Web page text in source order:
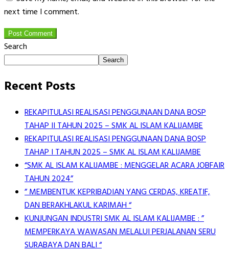
next time I comment.
Post Comment
Search
Search
Recent Posts
REKAPITULASI REALISASI PENGGUNAAN DANA BOSP
TAHAP II TAHUN 2025 – SMK AL ISLAM KALIJAMBE
REKAPITULASI REALISASI PENGGUNAAN DANA BOSP
TAHAP I TAHUN 2025 – SMK AL ISLAM KALIJAMBE
“SMK AL ISLAM KALIJAMBE : MENGGELAR ACARA JOBFAIR
TAHUN 2024”
” MEMBENTUK KEPRIBADIAN YANG CERDAS, KREATIF,
DAN BERAKHLAKUL KARIMAH “
KUNJUNGAN INDUSTRI SMK AL ISLAM KALIJAMBE : ”
MEMPERKAYA WAWASAN MELALUI PERJALANAN SERU
SURABAYA DAN BALI “